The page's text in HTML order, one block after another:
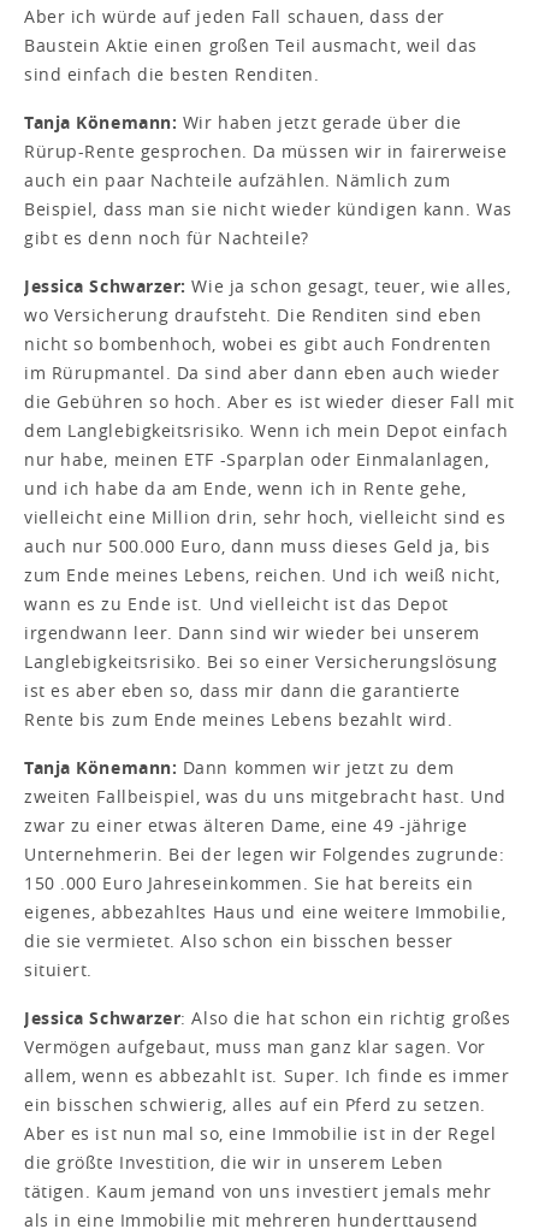
Aber ich würde auf jeden Fall schauen, dass der
Baustein Aktie einen großen Teil ausmacht, weil das
sind einfach die besten Renditen.
Tanja Könemann: Wir haben jetzt gerade über die
Rürup-Rente gesprochen. Da müssen wir in fairerweise
auch ein paar Nachteile aufzählen. Nämlich zum
Beispiel, dass man sie nicht wieder kündigen kann. Was
gibt es denn noch für Nachteile?
Jessica Schwarzer: Wie ja schon gesagt, teuer, wie alles,
wo Versicherung draufsteht. Die Renditen sind eben
nicht so bombenhoch, wobei es gibt auch Fondrenten
im Rürupmantel. Da sind aber dann eben auch wieder
die Gebühren so hoch. Aber es ist wieder dieser Fall mit
dem Langlebigkeitsrisiko. Wenn ich mein Depot einfach
nur habe, meinen ETF -Sparplan oder Einmalanlagen,
und ich habe da am Ende, wenn ich in Rente gehe,
vielleicht eine Million drin, sehr hoch, vielleicht sind es
auch nur 500.000 Euro, dann muss dieses Geld ja, bis
zum Ende meines Lebens, reichen. Und ich weiß nicht,
wann es zu Ende ist. Und vielleicht ist das Depot
irgendwann leer. Dann sind wir wieder bei unserem
Langlebigkeitsrisiko. Bei so einer Versicherungslösung
ist es aber eben so, dass mir dann die garantierte
Rente bis zum Ende meines Lebens bezahlt wird.
Tanja Könemann: Dann kommen wir jetzt zu dem
zweiten Fallbeispiel, was du uns mitgebracht hast. Und
zwar zu einer etwas älteren Dame, eine 49 -jährige
Unternehmerin. Bei der legen wir Folgendes zugrunde:
150 .000 Euro Jahreseinkommen. Sie hat bereits ein
eigenes, abbezahltes Haus und eine weitere Immobilie,
die sie vermietet. Also schon ein bisschen besser
situiert.
Jessica Schwarzer: Also die hat schon ein richtig großes
Vermögen aufgebaut, muss man ganz klar sagen. Vor
allem, wenn es abbezahlt ist. Super. Ich finde es immer
ein bisschen schwierig, alles auf ein Pferd zu setzen.
Aber es ist nun mal so, eine Immobilie ist in der Regel
die größte Investition, die wir in unserem Leben
tätigen. Kaum jemand von uns investiert jemals mehr
als in eine Immobilie mit mehreren hunderttausend